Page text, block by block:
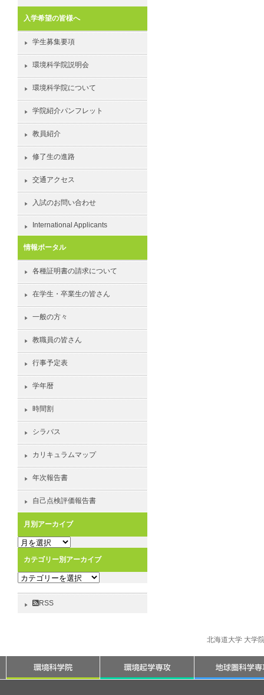
入学希望の皆様へ
学生募集要項
環境科学院説明会
環境科学院について
学院紹介パンフレット
教員紹介
修了生の進路
交通アクセス
入試のお問い合わせ
International Applicants
情報ポータル
各種証明書の請求について
在学生・卒業生の皆さん
一般の方々
教職員の皆さん
行事予定表
学年暦
時間割
シラバス
カリキュラムマップ
年次報告書
自己点検評価報告書
月別アーカイブ
月
ー
カ
イ
カテゴリー別アーカイブ
カ
ゴ
カ
RSS
北海道大学 大学